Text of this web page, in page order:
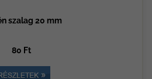
szalag 20 mm
80 Ft